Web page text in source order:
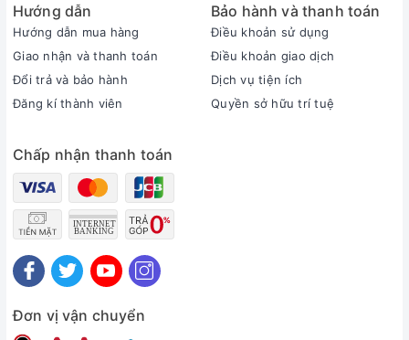
vào
Có thể vệ sinh dễ dàng đơn giản
Hướng dẫn
Hướng dẫn mua hàng
Giao nhận và thanh toán
Đổi trả và bảo hành
Đăng kí thành viên
Bảo hành và thanh toán
Điều khoản sử dụng
Điều khoản giao dịch
Dịch vụ tiện ích
Quyền sở hữu trí tuệ
Chấp nhận thanh toán
Đơn vị vận chuyển